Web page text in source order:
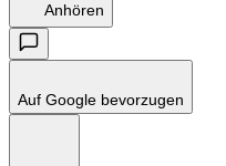
Anhören
Auf Google bevorzugen